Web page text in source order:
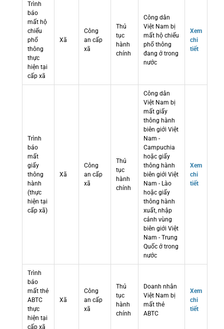
Trình
báo
mất hộ
chiếu
phổ
thông
thực
hiện tại
cấp xã
Xã
Công
an cấp
xã
Thủ
tục
hành
chính
Công dân
Việt Nam bị
mất hộ chiếu
phổ thông
đang ở trong
nước
Xem
chi
tiết
Trình
báo
mất
giấy
thông
hành
(thực
hiện tại
cấp xã)
Xã
Công
an cấp
xã
Thủ
tục
hành
chính
Công dân
Việt Nam bị
mất giấy
thông hành
biên giới Việt
Nam -
Campuchia
hoặc giấy
thông hành
biên giới Việt
Nam - Lào
hoặc giấy
thông hành
xuất, nhập
cảnh vùng
biên giới Việt
Nam - Trung
Quốc ở trong
nước
Xem
chi
tiết
Trình
báo
mất thẻ
ABTC
thực
hiện tại
cấp xã
Xã
Công
an cấp
xã
Thủ
tục
hành
chính
Doanh nhân
Việt Nam bị
mất thẻ
ABTC
Xem
chi
tiết